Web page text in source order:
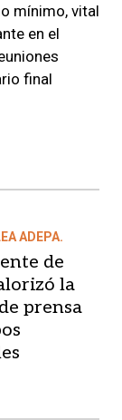
mínimo, vital
en el
final
ADEPA.
de
la
prensa